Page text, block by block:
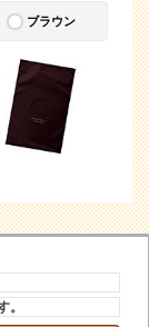
ブラウン
。